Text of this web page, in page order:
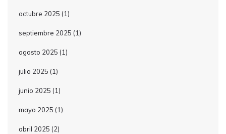
octubre 2025 (1)
septiembre 2025 (1)
agosto 2025 (1)
julio 2025 (1)
junio 2025 (1)
mayo 2025 (1)
abril 2025 (2)